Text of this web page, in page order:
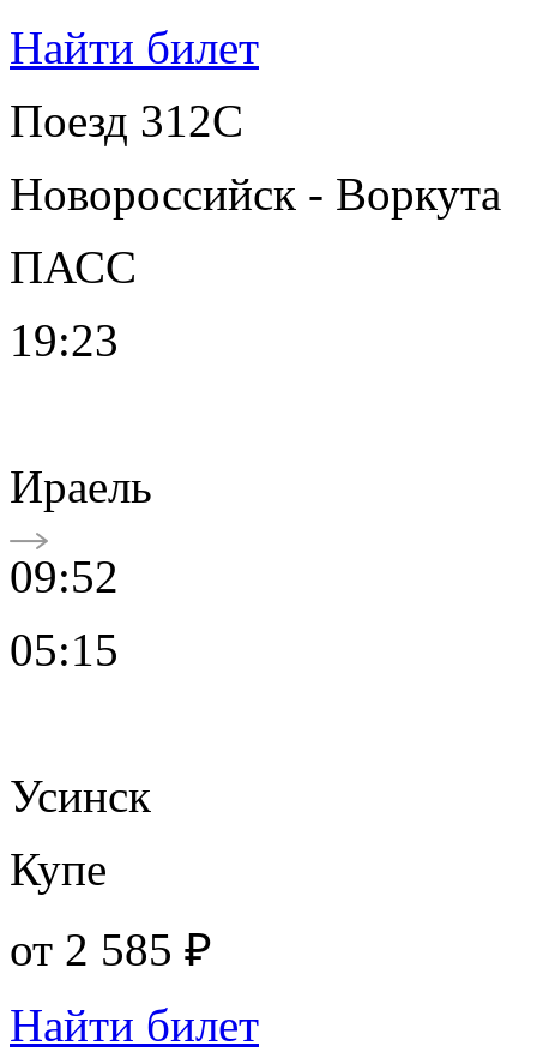
Найти билет
Поезд 312С
Новороссийск - Воркута
ПАСС
19:23
Ираель
09:52
05:15
Усинск
Купе
от 2 585 ₽
Найти билет